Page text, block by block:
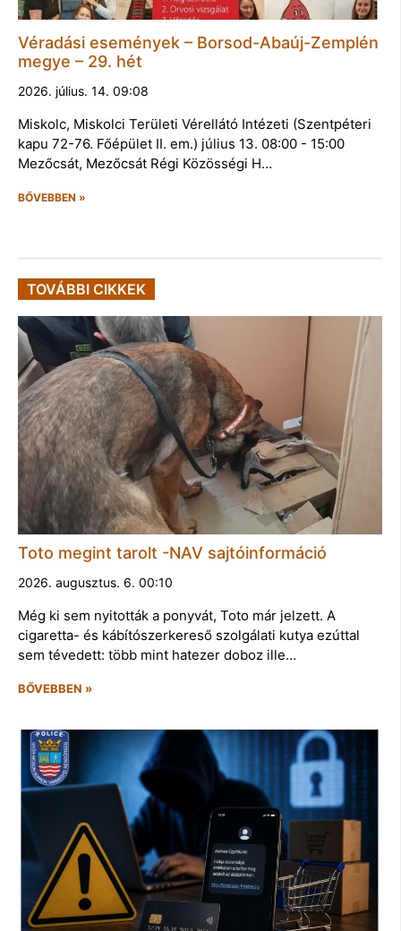
Véradási események – Borsod-Abaúj-Zemplén
megye – 29. hét
2026. július. 14. 09:08
Miskolc, Miskolci Területi Vérellátó Intézeti (Szentpéteri
kapu 72-76. Főépület II. em.) július 13. 08:00 - 15:00
Mezőcsát, Mezőcsát Régi Közösségi H…
BŐVEBBEN »
TOVÁBBI CIKKEK
Toto megint tarolt -NAV sajtóinformáció
2026. augusztus. 6. 00:10
Még ki sem nyitották a ponyvát, Toto már jelzett. A
cigaretta- és kábítószerkereső szolgálati kutya ezúttal
sem tévedett: több mint hatezer doboz ille…
BŐVEBBEN »